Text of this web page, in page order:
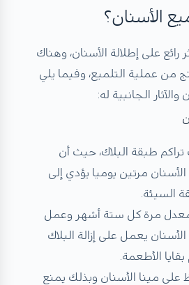
الأسنان؟
رائع على إطلالة الأسنان، وهناك
من عملية التلميع، وفيما يلي
الجانبية له:
طبقة البلاك، حيث أن
مرتين يوميا يؤدي إلى
السيئة.
مرة كل ستة أشهر وعمل
يعمل على إزالة البلاك
بقايا الأطعمة.
على مينا الأسنان وبذلك يمنع